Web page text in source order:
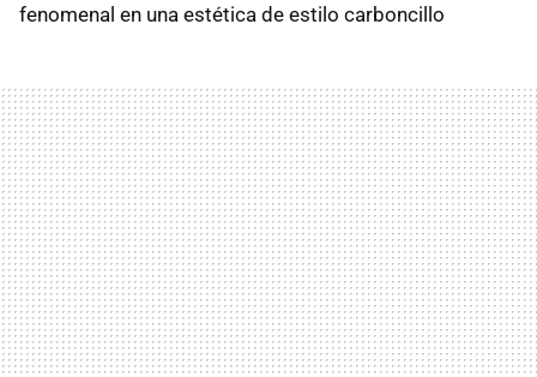
fenomenal en una estética de estilo carboncillo